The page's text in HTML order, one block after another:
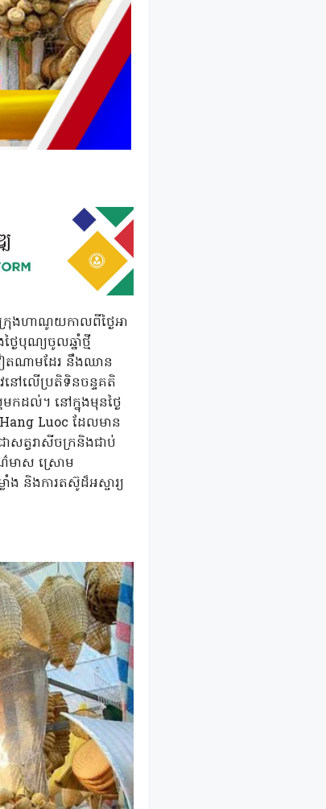
រុងហាណូយកាលពីថ្ងៃអា
ៃបុណ្យចូលឆ្នាំថ្មី
តណាមដែរ នឹងឈាន
នៅលើប្រតិទិនចន្ទគតិ
កដល់។ នៅក្នុងមុនថ្ងៃ
Luoc ដែលមាន
សត្វរាសីចក្រនិងជាប់
ណ៌មាស ស្រោម
និងការតស៊ូដ៏អស្ចារ្យ